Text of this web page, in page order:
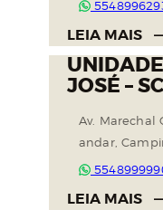
LEIA MAIS
JOSÉ – SC
Av. Marechal
andar,
LEIA MAIS